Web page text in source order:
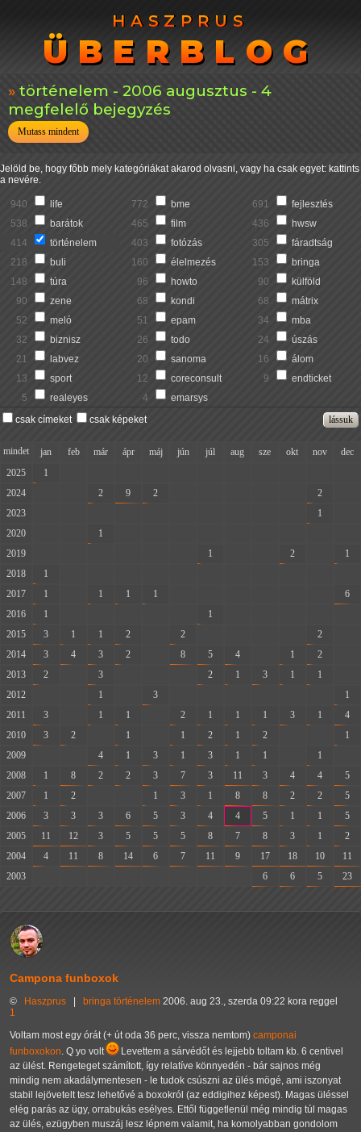
HASZPRUS
ÜBERBLOG
HASZPRUS
ÜBERBLOG
történelem - 2006 augusztus - 4
megfelelő bejegyzés
Mutass mindent
Jelöld be, hogy főbb mely kategóriákat akarod olvasni, vagy ha csak egyet: kattints
a nevére.
940 life 772 bme 691
fejlesztés
538
barátok 465 film 436
hwsw
414
történelem 403 fotózás 305
fáradtság
218
buli 160 élelmezés 153
bringa
148
túra 96 howto 90
külföld
90
zene 68 kondi 68
mátrix
52
meló 51 epam 34
mba
32
biznisz 26 todo 24
úszás
21
labvez 20 sanoma 16
álom
13
sport 12 coreconsult 9
endticket
5
realeyes 4
emarsys
csak címeket
csak képeket
mindet jan feb már ápr máj jún júl aug sze okt nov
dec
2025
1
2024
2 9 2 2
2023
1
2020
1
2019
1 2
1
2018
1
2017
1 1 1 1
6
2016
1 1
2015
3 1 1 2 2 2
2014
3 4 3 2 8 5 4 1 2
2013
2 3 2 1 3 1 1
2012
1 3
1
2011
3 1 1 2 1 1 1 3 1
4
2010
3 2 1 1 2 1 2
1
2009
4 1 3 1 3 1 1 1
2008
1 8 2 2 3 7 3 11 3 4 4
5
2007
1 2 1 3 1 8 8 2 2
5
2006
3 3 3 6 5 3 4 4 5 1 1
5
2005
11 12 3 5 5 5 8 7 8 3 1
2
2004
4 11 8 14 6 7 11 9 17 18 10
11
2003
6 6 5 23
Campona funboxok
© Haszprus bringa történelem 2006. aug 23., szerda 09:22 kora reggel
1
Voltam most egy órát (+ út oda 36 perc, vissza nemtom) camponai
funboxokon. Q yo volt
Levettem a sárvédőt és lejjebb toltam kb. 6 centivel
az ülést. Rengeteget számított, így relatíve könnyedén - bár sajnos még
mindig nem akadálymentesen - le tudok csúszni az ülés mögé, ami iszonyat
stabil lejövetelt tesz lehetővé a boxokról (az eddigihez képest). Magas üléssel
elég parás az ügy, orrabukás esélyes. Ettől függetlenül még mindig túl magas
az ülés, ezügyben muszáj lesz lépnem valamit, ha komolyabban gondolom